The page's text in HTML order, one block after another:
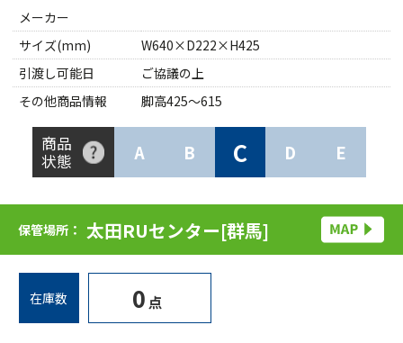
メーカー
サイズ(mm)
W640×D222×H425
引渡し可能日
ご協議の上
その他商品情報
脚高425～615
商品
状態
A B C D E
保管場所： 太田RUセンター[群馬]
在庫数 0 点